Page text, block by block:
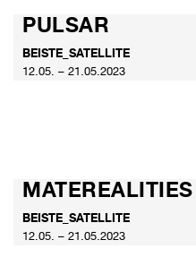
PULSAR
BEISTE_SATELLITE
12.05. – 21.05.2023
MATEREALITIES
BEISTE_SATELLITE
12.05. – 21.05.2023